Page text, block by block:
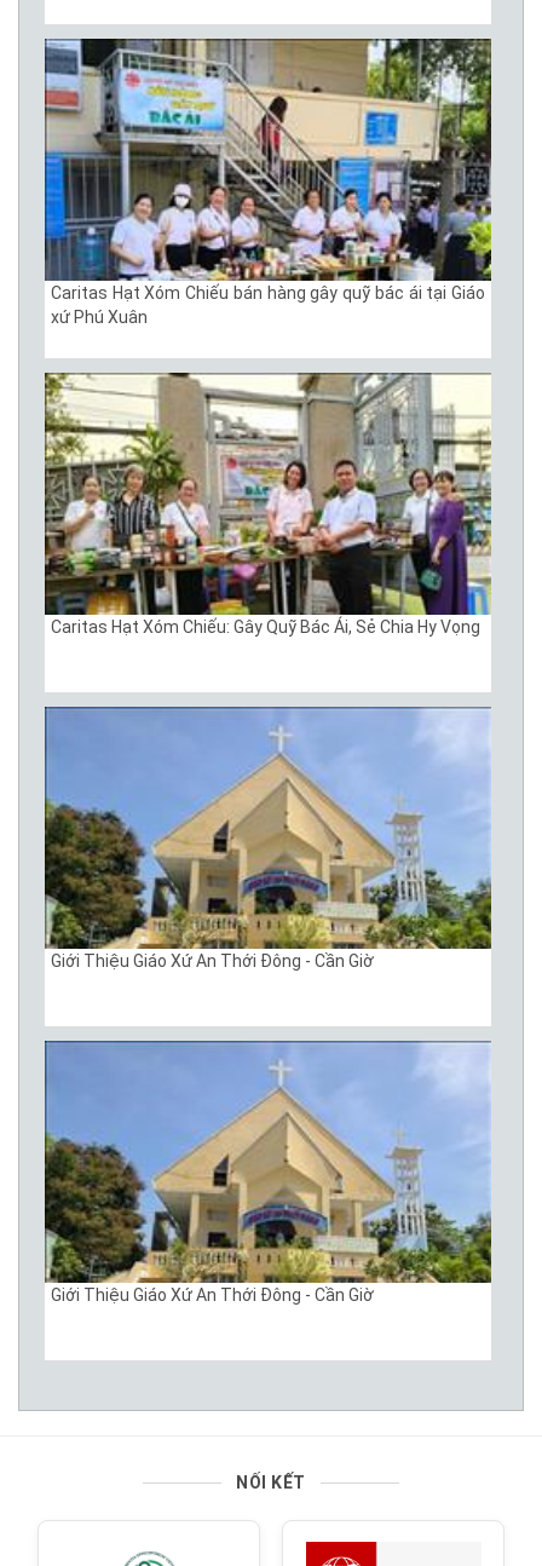
Caritas Hạt Xóm Chiếu bán hàng gây quỹ bác ái tại Giáo
xứ Phú Xuân
Caritas Hạt Xóm Chiếu: Gây Quỹ Bác Ái, Sẻ Chia Hy Vọng
Giới Thiệu Giáo Xứ An Thới Đông - Cần Giờ
Giới Thiệu Giáo Xứ An Thới Đông - Cần Giờ
NỐI KẾT